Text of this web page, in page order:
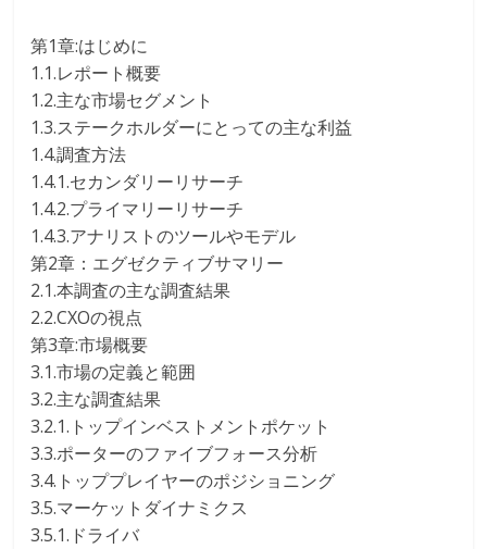
第1章:はじめに
1.1.レポート概要
1.2.主な市場セグメント
1.3.ステークホルダーにとっての主な利益
1.4.調査方法
1.4.1.セカンダリーリサーチ
1.4.2.プライマリーリサーチ
1.4.3.アナリストのツールやモデル
第2章：エグゼクティブサマリー
2.1.本調査の主な調査結果
2.2.CXOの視点
第3章:市場概要
3.1.市場の定義と範囲
3.2.主な調査結果
3.2.1.トップインベストメントポケット
3.3.ポーターのファイブフォース分析
3.4.トッププレイヤーのポジショニング
3.5.マーケットダイナミクス
3.5.1.ドライバ